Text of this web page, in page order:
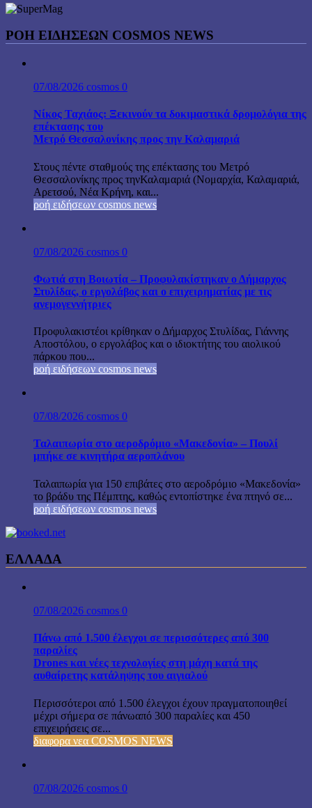
ΡΟΉ ΕΙΔΉΣΕΩΝ COSMOS NEWS
07/08/2026 cosmos 0
Νίκος Ταχιάος: Ξεκινούν τα δοκιμαστικά δρομολόγια της
επέκτασης του
Μετρό Θεσσαλονίκης προς την Καλαμαριά
Στους πέντε σταθμούς της επέκτασης του Μετρό
Θεσσαλονίκης προς τηνΚαλαμαριά (Νομαρχία, Καλαμαριά,
Αρετσού, Νέα Κρήνη, και...
ροή ειδήσεων cosmos news
07/08/2026 cosmos 0
Φωτιά στη Βοιωτία – Προφυλακίστηκαν ο Δήμαρχος
Στυλίδας, ο εργολάβος και ο επιχειρηματίας με τις
ανεμογεννήτριες
Προφυλακιστέοι κρίθηκαν ο Δήμαρχος Στυλίδας, Γιάννης
Αποστόλου, ο εργολάβος και ο ιδιοκτήτης του αιολικού
πάρκου που...
ροή ειδήσεων cosmos news
07/08/2026 cosmos 0
Ταλαιπωρία στο αεροδρόμιο «Μακεδονία» – Πουλί
μπήκε σε κινητήρα αεροπλάνου
Ταλαιπωρία για 150 επιβάτες στο αεροδρόμιο «Μακεδονία»
το βράδυ της Πέμπτης, καθώς εντοπίστηκε ένα πτηνό σε...
ροή ειδήσεων cosmos news
ΕΛΛΑΔΑ
07/08/2026 cosmos 0
Πάνω από 1.500 έλεγχοι σε περισσότερες από 300
παραλίες
Drones και νέες τεχνολογίες στη μάχη κατά της
αυθαίρετης κατάληψης του αιγιαλού
Περισσότεροι από 1.500 έλεγχοι έχουν πραγματοποιηθεί
μέχρι σήμερα σε πάνωαπό 300 παραλίες και 450
επιχειρήσεις σε...
διαφορα νεα COSMOS NEWS
07/08/2026 cosmos 0